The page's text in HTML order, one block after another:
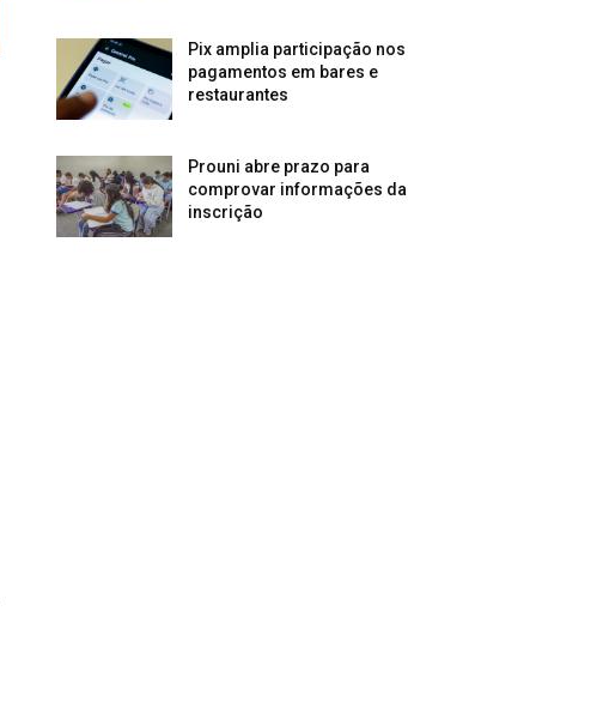
Pix amplia participação nos
pagamentos em bares e
restaurantes
Prouni abre prazo para
comprovar informações da
inscrição